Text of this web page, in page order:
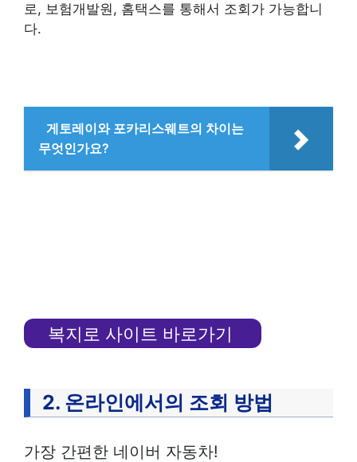
로, 보험개발원, 홈택스를 통해서 조회가 가능합니
다.
게토레이와 포카리스웨트의 차이는
무엇인가요?
복지로 사이트 바로가기
2. 온라인에서의 조회 방법
가장 간편한 네이버 자동차!